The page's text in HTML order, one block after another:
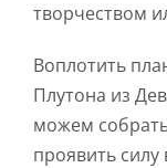
творчеством
Воплотить
Плутона из
можем
проявить силу